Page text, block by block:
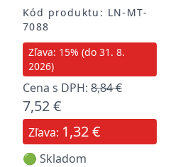
Kód produktu: LN-MT-
7088
Zľava: 15% (do 31. 8.
2026)
Cena s DPH: 8,84 €
7,52 €
Zľava: 1,32 €
🟢 Skladom